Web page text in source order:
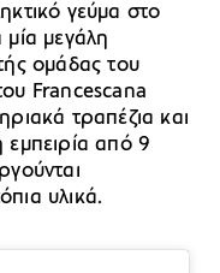
γεύμα στο
μεγάλη
ομάδας του
Francescana
τραπέζια και
εμπειρία από 9
υλικά.